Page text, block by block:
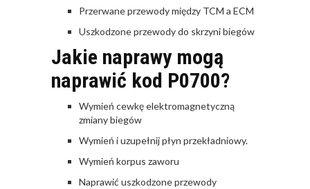
Przerwane przewody między TCM a ECM
Uszkodzone przewody do skrzyni biegów
Jakie naprawy mogą
naprawić kod P0700?
Wymień cewkę elektromagnetyczną
zmiany biegów
Wymień i uzupełnij płyn przekładniowy.
Wymień korpus zaworu
Naprawić uszkodzone przewody